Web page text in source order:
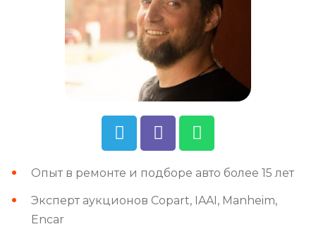
Опыт в ремонте и подборе авто более 15 лет
Эксперт аукционов Copart, IAAI, Manheim,
Encar